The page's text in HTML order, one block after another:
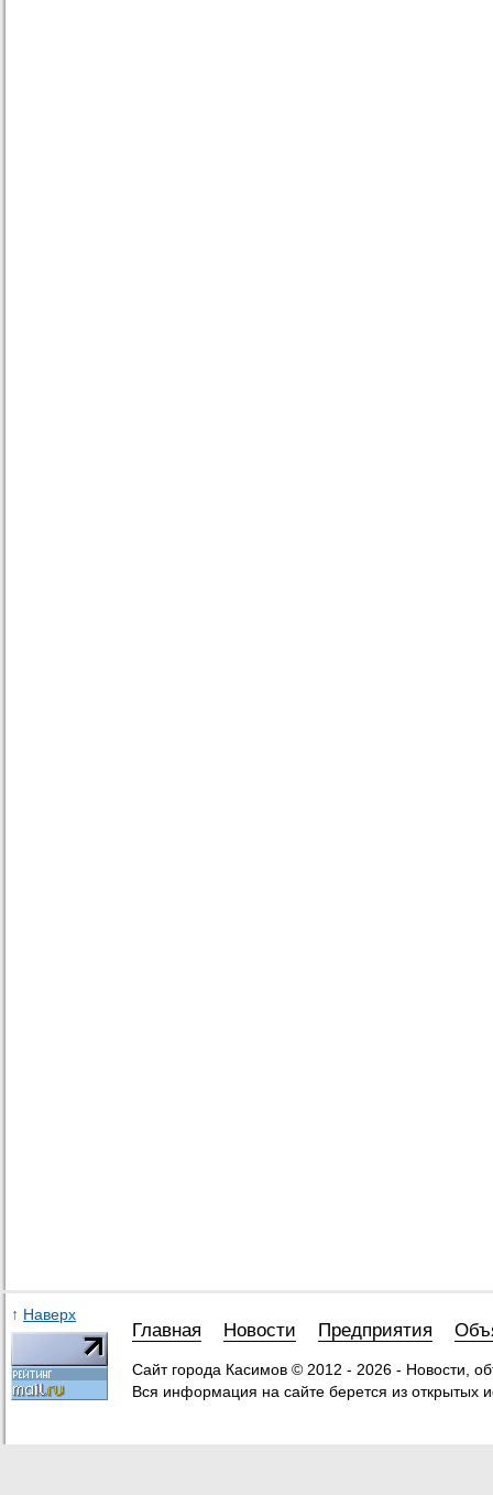
↑ Наверх
Главная Новости Предприятия
Сайт города Касимов © 2012 - 2026 - Новости,
Вся информация на сайте берется из открытых